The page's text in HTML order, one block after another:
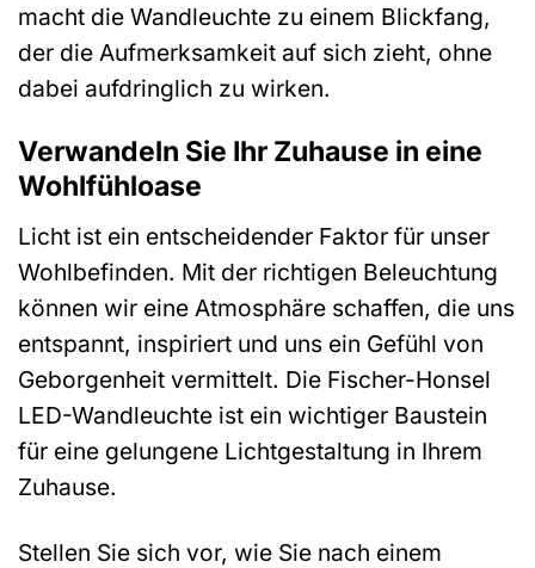
macht die Wandleuchte zu einem Blickfang,
der die Aufmerksamkeit auf sich zieht, ohne
dabei aufdringlich zu wirken.
Verwandeln Sie Ihr Zuhause in eine
Wohlfühloase
Licht ist ein entscheidender Faktor für unser
Wohlbefinden. Mit der richtigen Beleuchtung
können wir eine Atmosphäre schaffen, die uns
entspannt, inspiriert und uns ein Gefühl von
Geborgenheit vermittelt. Die Fischer-Honsel
LED-Wandleuchte ist ein wichtiger Baustein
für eine gelungene Lichtgestaltung in Ihrem
Zuhause.
Stellen Sie sich vor, wie Sie nach einem